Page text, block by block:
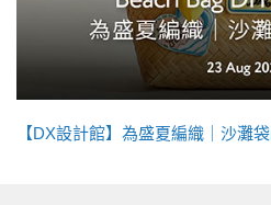
【DX設計館】為盛夏編織｜沙灘